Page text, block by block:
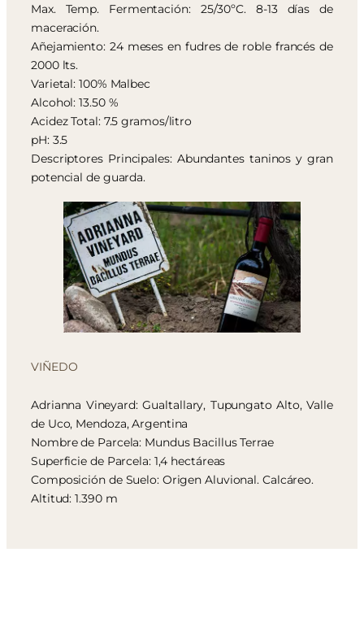
Max. Temp. Fermentación: 25/30ºC. 8-13 días de
maceración.
Añejamiento: 24 meses en fudres de roble francés de
2000 lts.
Varietal: 100% Malbec
Alcohol: 13.50 %
Acidez Total: 7.5 gramos/litro
pH: 3.5
Descriptores Principales: Abundantes taninos y gran
potencial de guarda.
VIÑEDO
Adrianna Vineyard: Gualtallary, Tupungato Alto, Valle
de Uco, Mendoza, Argentina
Nombre de Parcela: Mundus Bacillus Terrae
Superficie de Parcela: 1,4 hectáreas
Composición de Suelo: Origen Aluvional. Calcáreo.
Altitud: 1.390 m